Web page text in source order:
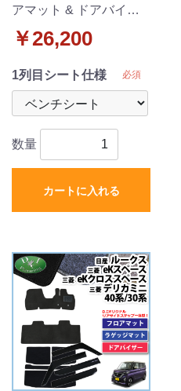
アマット & ドアバイザ
調 ブラックタイプ 社外
￥26,200
1列目シート仕様 必須
数量
カートに入れる